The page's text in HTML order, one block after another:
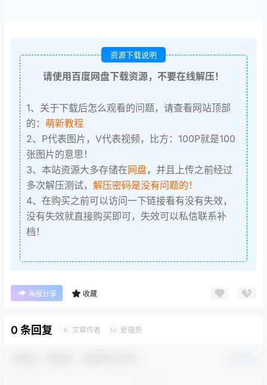
资源下载说明
请使用百度网盘下载资源，不要在线解压！
1、关于下载后怎么观看的问题，请查看网站顶部
的： 萌新教程
2、P代表图片，V代表视频，比方：100P就是100
张图片的意思！
3、本站资源大多存储在网盘，并且上传之前经过
多次解压测试， 解压密码是没有问题的！
4、在购买之前可以访问一下链接看有没有失效，
没有失效就直接购买即可，失效可以私信联系补
档！
海报分享 收藏
0 条回复 A 文章作者 M 管理员